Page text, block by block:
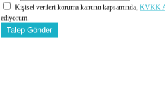
Kişisel verileri koruma kanunu kapsamında,KVKK
ediyorum.
Talep Gönder